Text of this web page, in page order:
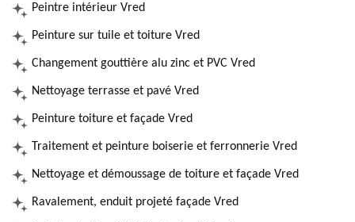
Peintre intérieur Vred
Peinture sur tuile et toiture Vred
Changement gouttière alu zinc et PVC Vred
Nettoyage terrasse et pavé Vred
Peinture toiture et façade Vred
Traitement et peinture boiserie et ferronnerie Vred
Nettoyage et démoussage de toiture et façade Vred
Ravalement, enduit projeté façade Vred